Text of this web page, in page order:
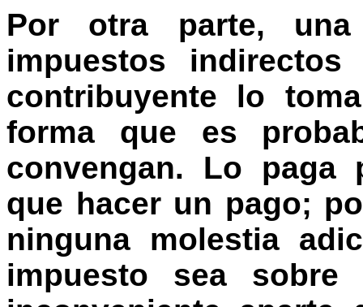
Por otra parte,
impuestos
contribuyente lo
forma que es
convengan. Lo paga
que hacer un pago;
ninguna molestia
impuesto sea sobre